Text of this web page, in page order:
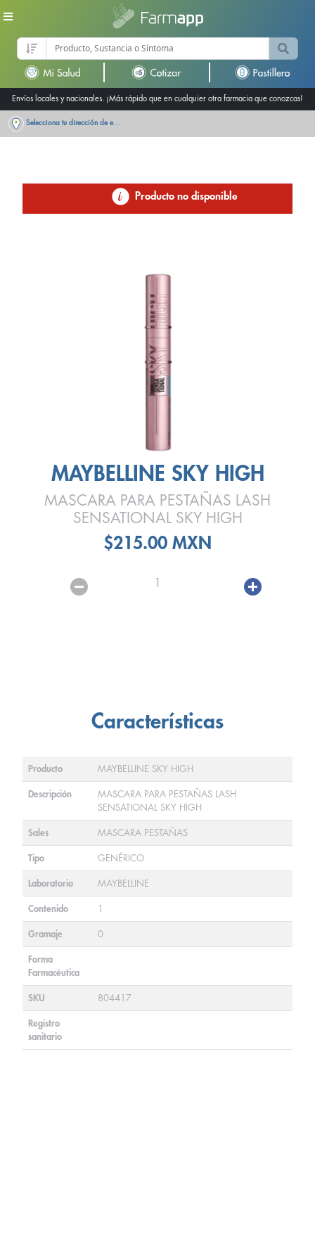
Envíos locales y nacionales. ¡Más rápido que en cualquier otra farmacia que conozcas!
Selecciona tu dirección de entrega
Producto no disponible
MAYBELLINE SKY HIGH
MASCARA PARA PESTAÑAS LASH
SENSATIONAL SKY HIGH
$215.00 MXN
1
Características
Producto MAYBELLINE SKY HIGH
Descripción
MASCARA PARA PESTAÑAS LASH
SENSATIONAL SKY HIGH
Sales MASCARA PESTAÑAS
Tipo GENÉRICO
Laboratorio MAYBELLINE
Contenido 1
Gramaje 0
Forma
Farmacéutica
SKU 804417
Registro
sanitario